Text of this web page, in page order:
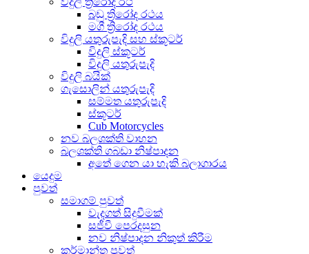
බඩු ත්‍රිරෝද රථය
මගී ත්‍රිරෝද රථය
විදුලි යතුරුපැදි සහ ස්කූටර්
විදුලි ස්කූටර්
විදුලි යතුරුපැදි
විදුලි බයික්
ගැසොලින් යතුරුපැදි
සම්මත යතුරුපැදි
ස්කූටර්
Cub Motorcycles
නව බලශක්ති වාහන
බලශක්ති ගබඩා නිෂ්පාදන
අතේ ගෙන යා හැකි බලාගාරය
යෙදුම
පුවත්
සමාගම් පුවත්
වැදගත් සිදුවීමක්
සජීවී පෙරදසුන
නව නිෂ්පාදන නිකුත් කිරීම
කර්මාන්ත පුවත්